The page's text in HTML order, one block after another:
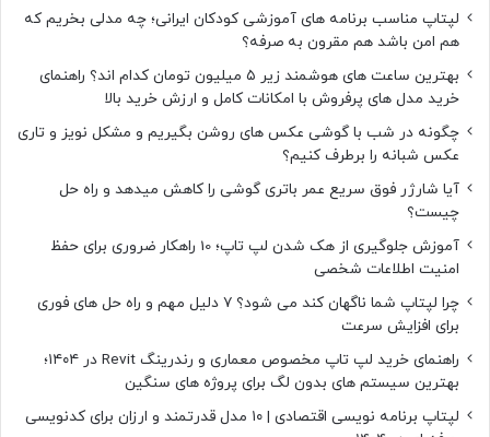
لپتاپ مناسب برنامه های آموزشی کودکان ایرانی؛ چه مدلی بخریم که
هم امن باشد هم مقرون به صرفه؟
بهترین ساعت های هوشمند زیر ۵ میلیون تومان کدام اند؟ راهنمای
خرید مدل های پرفروش با امکانات کامل و ارزش خرید بالا
چگونه در شب با گوشی عکس های روشن بگیریم و مشکل نویز و تاری
عکس شبانه را برطرف کنیم؟
آیا شارژر فوق سریع عمر باتری گوشی را کاهش میدهد و راه حل
چیست؟
آموزش جلوگیری از هک شدن لپ تاپ؛ 10 راهکار ضروری برای حفظ
امنیت اطلاعات شخصی
چرا لپتاپ شما ناگهان کند می شود؟ ۷ دلیل مهم و راه حل های فوری
برای افزایش سرعت
راهنمای خرید لپ تاپ مخصوص معماری و رندرینگ Revit در ۱۴۰۴؛
بهترین سیستم های بدون لگ برای پروژه های سنگین
لپتاپ برنامه نویسی اقتصادی | ۱۰ مدل قدرتمند و ارزان برای کدنویسی